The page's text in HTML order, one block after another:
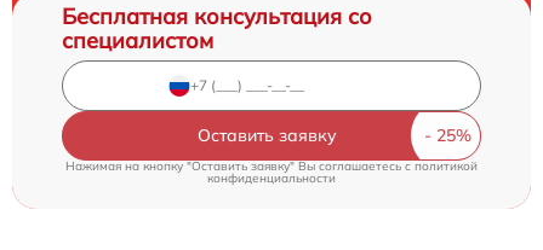
Бесплатная консультация со
специалистом
Оставить заявку
Нажимая на кнопку "Оставить заявку" Вы соглашаетесь cполитикой
конфиденциальности